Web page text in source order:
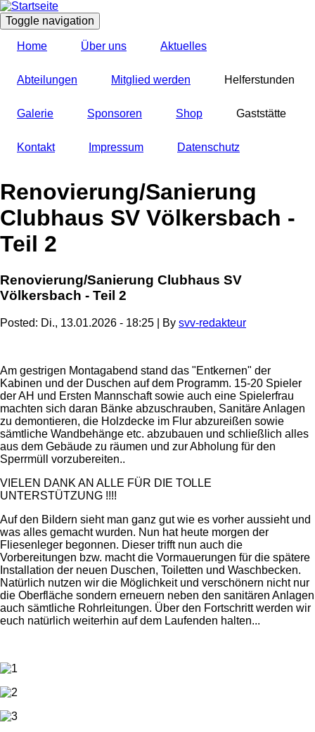
Direkt
zum
Inhalt
Toggle navigation
Home Über uns Aktuelles
Abteilungen Mitglied werden Helferstunden
Galerie Sponsoren Shop Gaststätte
Kontakt Impressum Datenschutz
Renovierung/Sanierung
Clubhaus SV Völkersbach -
Teil 2
Renovierung/Sanierung Clubhaus SV
Völkersbach - Teil 2
Posted: Di., 13.01.2026 - 18:25 | By svv-redakteur
Am gestrigen Montagabend stand das "Entkernen" der
Kabinen und der Duschen auf dem Programm. 15-20 Spieler
der AH und Ersten Mannschaft sowie auch eine Spielerfrau
machten sich daran Bänke abzuschrauben, Sanitäre Anlagen
zu demontieren, die Holzdecke im Flur abzureißen sowie
sämtliche Wandbehänge etc. abzubauen und schließlich alles
aus dem Gebäude zu räumen und zur Abholung für den
Sperrmüll vorzubereiten..
VIELEN DANK AN ALLE FÜR DIE TOLLE
UNTERSTÜTZUNG !!!!
Auf den Bildern sieht man ganz gut wie es vorher aussieht und
was alles gemacht wurden. Nun hat heute morgen der
Fliesenleger begonnen. Dieser trifft nun auch die
Vorbereitungen bzw. macht die Vormauerungen für die spätere
Installation der neuen Duschen, Toiletten und Waschbecken.
Natürlich nutzen wir die Möglichkeit und verschönern nicht nur
die Oberfläche sondern erneuern neben den sanitären Anlagen
auch sämtliche Rohrleitungen. Über den Fortschritt werden wir
euch natürlich weiterhin auf dem Laufenden halten...